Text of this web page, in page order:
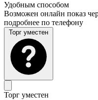
Удобным способом
Возможен онлайн показ
подробнее по телефону
Торг уместен
Торг уместен